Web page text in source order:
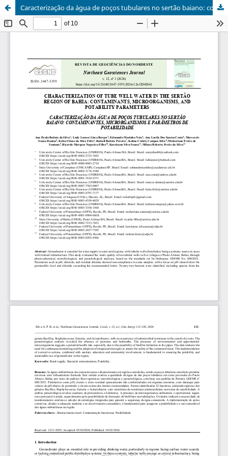
Caracterização da água de poços tubulares no sertão baiano: contaminantes, microrganismos e parâmetros de potabilidade